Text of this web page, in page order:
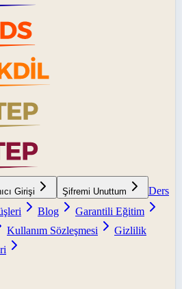
Girişi Şifremi Unuttum
Ders
Blog
Garantili Eğitim
Kullanım Sözleşmesi
Gizlilik